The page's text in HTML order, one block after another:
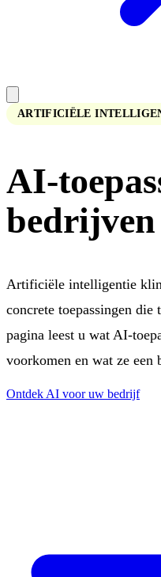
ARTIFICIËLE
AI-
bedrijven
Artificiële intelligentie
concrete toepassingen
pagina leest u wat AI-
voorkomen en wat ze een
Ontdek AI voor uw bedrijf